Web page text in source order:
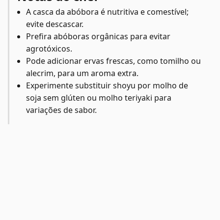
A casca da abóbora é nutritiva e comestível;
evite descascar.
Prefira abóboras orgânicas para evitar
agrotóxicos.
Pode adicionar ervas frescas, como tomilho ou
alecrim, para um aroma extra.
Experimente substituir shoyu por molho de
soja sem glúten ou molho teriyaki para
variações de sabor.